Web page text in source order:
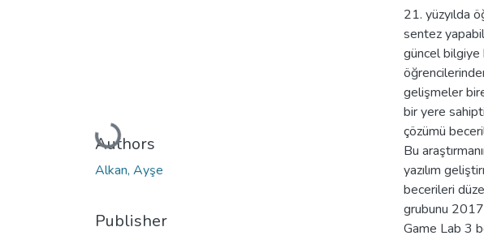
Loading...
Authors
Alkan, Ayşe
Publisher
21. yüzyılda
sentez
güncel
gelişmeler
bir yere
çözümü
Bu
yazılım
becerileri
grubunu
Game Lab 3